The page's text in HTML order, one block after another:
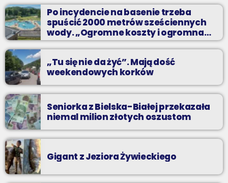
wyselekcjonowane przeboje non-stop!
Po incydencie na basenie trzeba
spuścić 2000 metrów sześciennych
wody. „Ogromne koszty i ogromna
praca”
„Tu się nie da żyć”. Mają dość
weekendowych korków
Seniorka z Bielska-Białej przekazała
niemal milion złotych oszustom
Gigant z Jeziora Żywieckiego